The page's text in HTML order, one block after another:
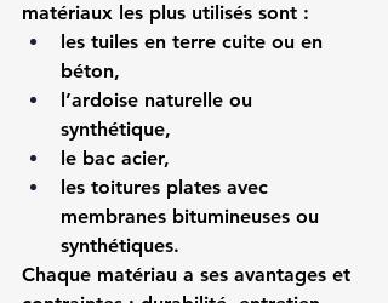
matériaux les plus utilisés sont :
les tuiles en terre cuite ou en
béton,
l’ardoise naturelle ou
synthétique,
le bac acier,
les toitures plates avec
membranes bitumineuses ou
synthétiques.
Chaque matériau a ses avantages et